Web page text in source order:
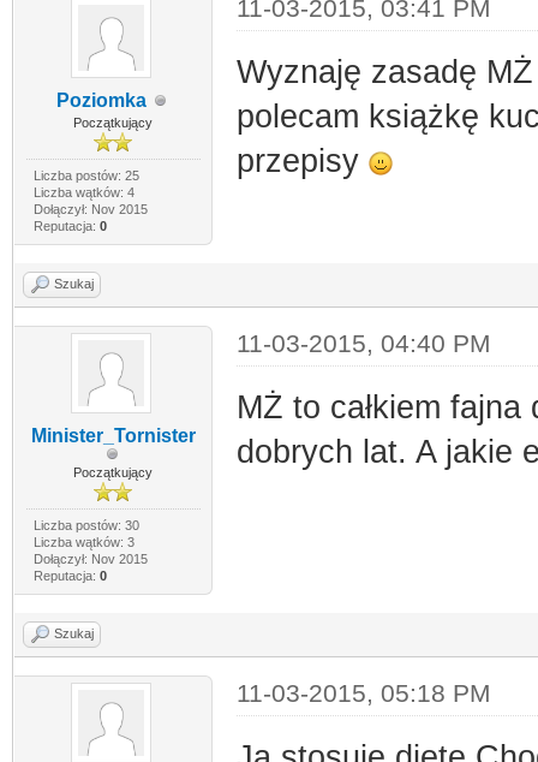
Poziomka
Początkujący
Liczba postów: 25
Liczba wątków: 4
Dołączył: Nov 2015
Reputacja: 0
11-03-2015, 03:41 PM
Wyznaję zasadę
polecam książkę
przepisy
Szukaj
Minister_Tornister
Początkujący
Liczba postów: 30
Liczba wątków: 3
Dołączył: Nov 2015
Reputacja: 0
11-03-2015, 04:40 PM
MŻ to całkiem
dobrych lat. A jakie
Szukaj
11-03-2015, 05:18 PM